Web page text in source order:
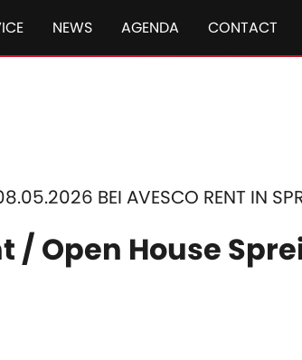
NEWS AGENDA CONTACT
BEI AVESCO RENT IN
/ Open House